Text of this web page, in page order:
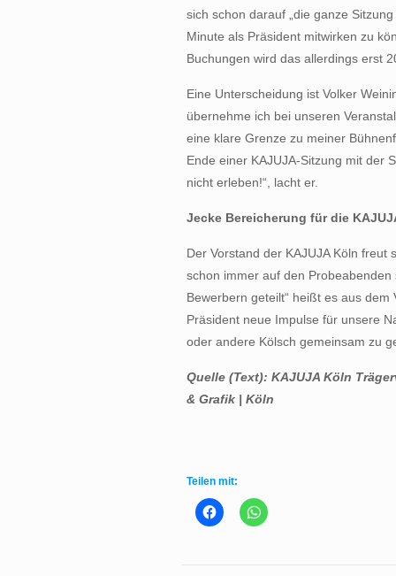
sich schon darauf „die ganze
Minute als Präsident mitwirken zu
Buchungen wird das allerdings erst
Eine Unterscheidung ist Volker
übernehme ich bei unseren
eine klare Grenze zu meiner
Ende einer KAJUJA-Sitzung mit der
nicht erleben!“, lacht er.
Jecke Bereicherung für die
Der Vorstand der KAJUJA Köln freut
schon immer auf den
Bewerbern geteilt“ heißt es aus
Präsident neue Impulse für unsere
oder andere Kölsch gemeinsam zu
Quelle (Text): KAJUJA Köln
& Grafik | Köln
Teilen mit: